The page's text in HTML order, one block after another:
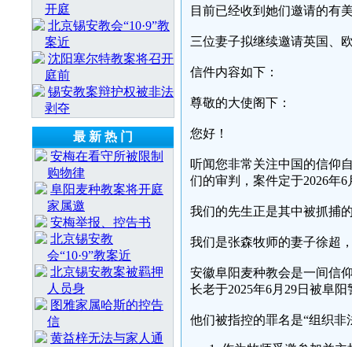
开庭
北京锡安教会“10·9”教
案近
沈阳塞尔特教案将召开
庭前
锡安教案辩护权被非法
剥夺
最 新 热 门
安梅在看守所被限制
购物律
阜阳麦种教案将开庭
家属邀
安梅举报、控告书
北京锡安教
会“10·9”教案近
北京锡安教案被羁押
人员身
图雅家属哈斯的控告
信
黄益梓无法与家人通
目前已经收到她们邀请的有
三位妻子拟继续邀请英国、
信件内容如下：
尊敬的大使阁下：
您好！
听闻您非常关注中国的信仰
们的审判，案件定于2026年6
我们的先生正是其中被抓捕
我们是张森牧师的妻子徐超
安徽阜阳麦种教会是一间信
长老于2025年6月29日被阜
他们被指控的罪名是“组织